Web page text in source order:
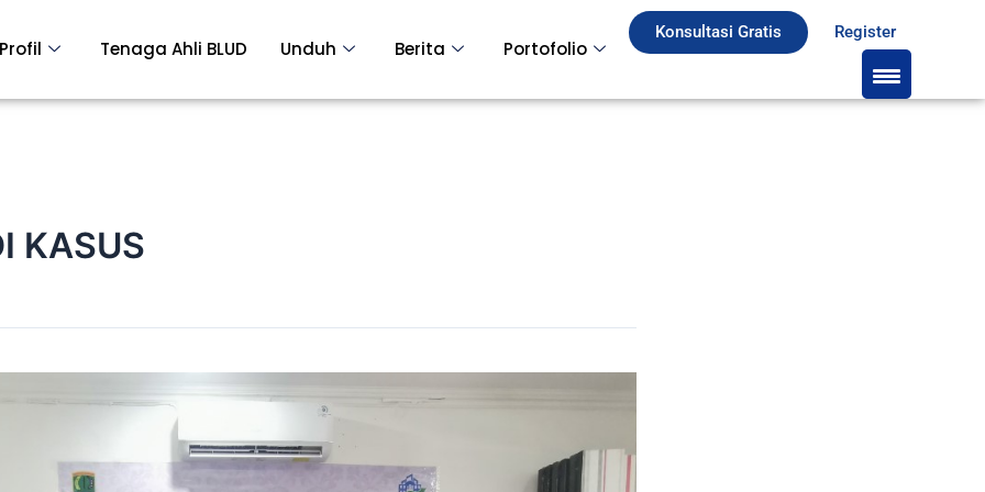
Profil Tenaga Ahli BLUD Unduh Berita Portofolio
Konsultasi Gratis Register
KASUS